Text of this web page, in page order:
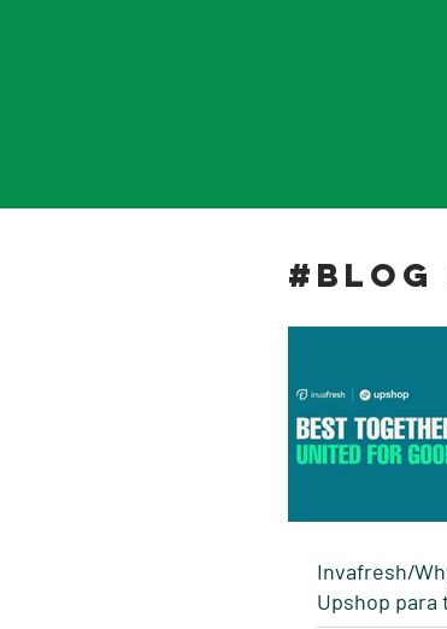
#BLOG
Invafresh/
Upshop para transformar a